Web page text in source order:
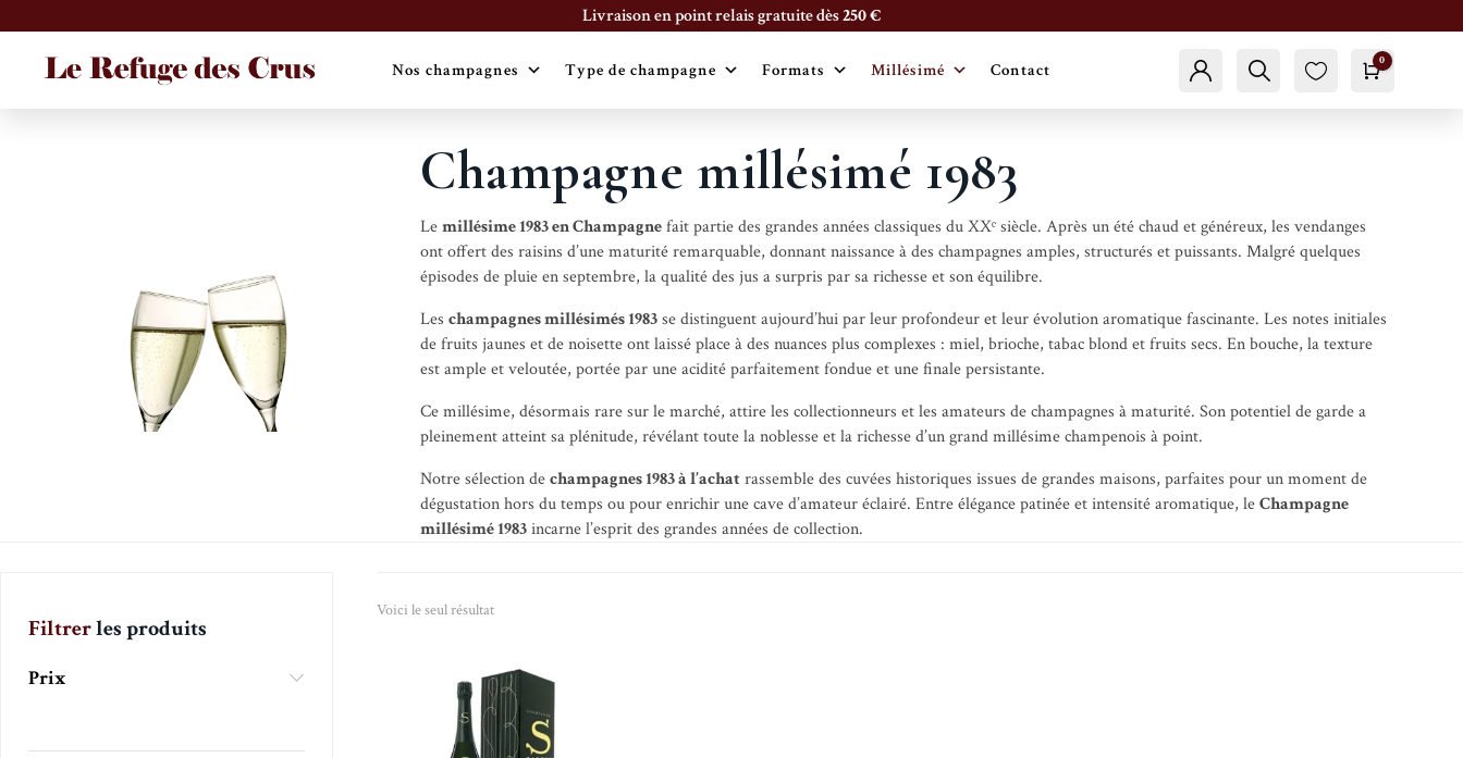
Livraison en point relais gratuite dès250 €
Nos champagnes Type de champagne Formats Millésimé Contact Compte Trouver
 Panier
0
Champagne millésimé 1983
Lemillésime 1983 en Champagnefait partie des grandes années classiques du XXᵉ siècle. Après un été chaud et généreux, les vendanges
ont offert des raisins d’une maturité remarquable, donnant naissance à des champagnes amples, structurés et puissants. Malgré quelques
épisodes de pluie en septembre, la qualité des jus a surpris par sa richesse et son équilibre.
Leschampagnes millésimés 1983se distinguent aujourd’hui par leur profondeur et leur évolution aromatique fascinante. Les notes initiales
de fruits jaunes et de noisette ont laissé place à des nuances plus complexes : miel, brioche, tabac blond et fruits secs. En bouche, la texture
est ample et veloutée, portée par une acidité parfaitement fondue et une finale persistante.
Ce millésime, désormais rare sur le marché, attire les collectionneurs et les amateurs de champagnes à maturité. Son potentiel de garde a
pleinement atteint sa plénitude, révélant toute la noblesse et la richesse d’un grand millésime champenois à point.
Notre sélection dechampagnes 1983 à l’achatrassemble des cuvées historiques issues de grandes maisons, parfaites pour un moment de
dégustation hors du temps ou pour enrichir une cave d’amateur éclairé. Entre élégance patinée et intensité aromatique, leChampagne
millésimé 1983incarne l’esprit des grandes années de collection.
Filtrerles produits
Prix
Voici le seul résultat